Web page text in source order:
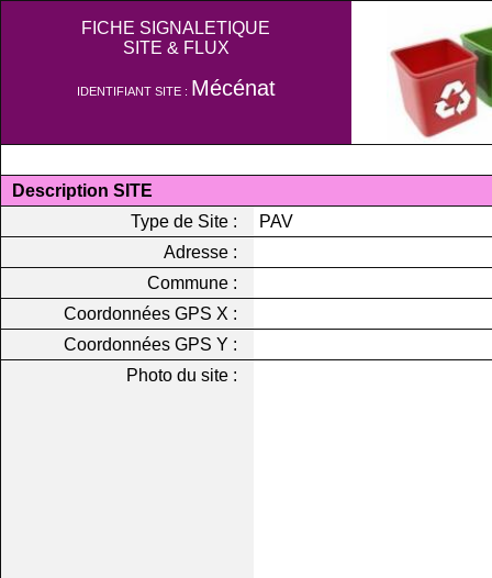
FICHE SIGNALETIQUE
SITE & FLUX
IDENTIFIANT SITE : Mécénat
Description SITE
Type de Site :
PAV
Adresse :
Commune :
Coordonnées GPS X :
Coordonnées GPS Y :
Photo du site :